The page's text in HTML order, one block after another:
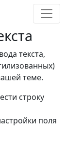
текста,
теме.